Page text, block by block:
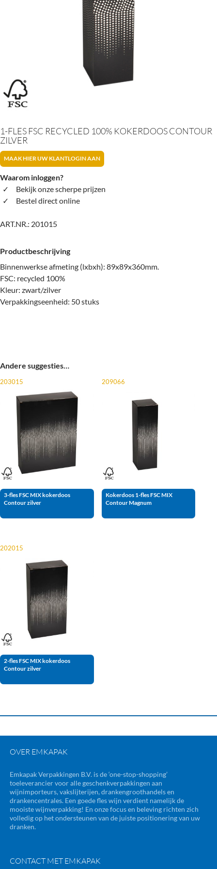
1-FLES FSC RECYCLED 100% KOKERDOOS CONTOUR
ZILVER
MAAK HIER UW KLANTLOGIN AAN
Waarom inloggen?
Bekijk onze scherpe prijzen
Bestel direct online
ART.NR.: 201015
Productbeschrijving
Binnenwerkse afmeting (lxbxh): 89x89x360mm.
FSC: recycled 100%
Kleur: zwart/zilver
Verpakkingseenheid: 50 stuks
Andere suggesties…
203015
3-fles FSC MIX kokerdoos
Contour zilver
209066
Kokerdoos 1-fles FSC MIX
Contour Magnum
202015
2-fles FSC MIX kokerdoos
Contour zilver
OVER EMKAPAK
Emkapak Verpakkingen B.V. is de ‘one-stop-shopping’
toeleverancier voor alle geschenkverpakkingen aan
wijnimporteurs, vakslijterijen, drankengroothandels en
drankencentrales. Een goede fles wijn verdient namelijk de
mooiste wijnverpakking! En onze focus en beleving richten zich
volledig op het ondersteunen van de juiste positionering van uw
dranken.
CONTACT MET EMKAPAK